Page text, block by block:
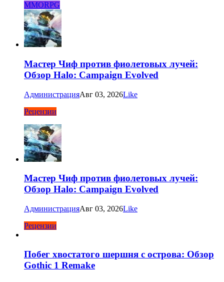
MMORPG
Мастер Чиф против фиолетовых лучей:
Обзор Halo: Campaign Evolved
АдминистрацияАвг 03, 2026Like
Рецензии
Мастер Чиф против фиолетовых лучей:
Обзор Halo: Campaign Evolved
АдминистрацияАвг 03, 2026Like
Рецензии
Побег хвостатого шершня с острова: Обзор
Gothic 1 Remake